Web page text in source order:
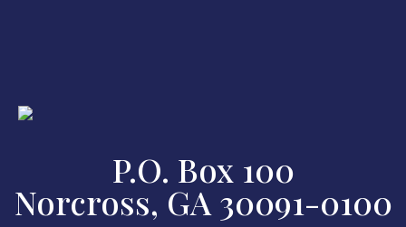
P.O. Box 100
Norcross, GA 30091-0100